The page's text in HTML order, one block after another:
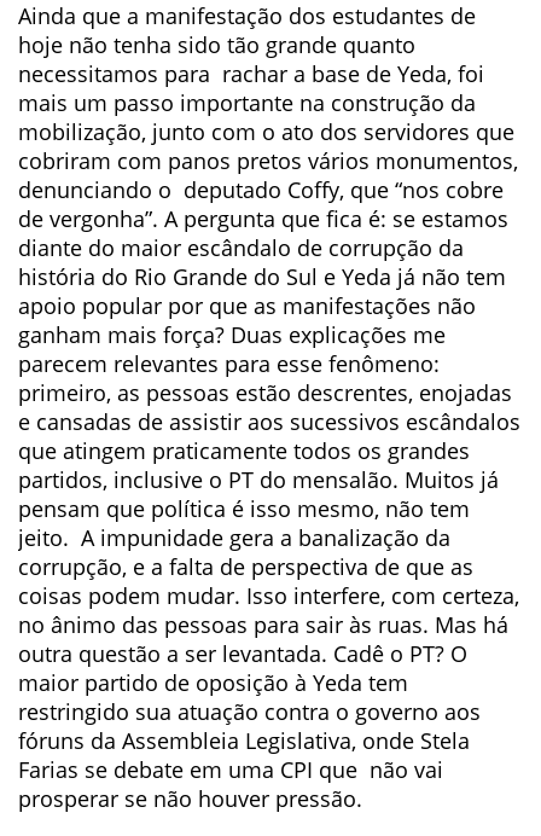
Ainda que a manifestação dos estudantes de
hoje não tenha sido tão grande quanto
necessitamos para rachar a base de Yeda, foi
mais um passo importante na construção da
mobilização, junto com o ato dos servidores que
cobriram com panos pretos vários monumentos,
denunciando o deputado Coffy, que “nos cobre
de vergonha”. A pergunta que fica é: se estamos
diante do maior escândalo de corrupção da
história do Rio Grande do Sul e Yeda já não tem
apoio popular por que as manifestações não
ganham mais força? Duas explicações me
parecem relevantes para esse fenômeno:
primeiro, as pessoas estão descrentes, enojadas
e cansadas de assistir aos sucessivos escândalos
que atingem praticamente todos os grandes
partidos, inclusive o PT do mensalão. Muitos já
pensam que política é isso mesmo, não tem
jeito. A impunidade gera a banalização da
corrupção, e a falta de perspectiva de que as
coisas podem mudar. Isso interfere, com certeza,
no ânimo das pessoas para sair às ruas. Mas há
outra questão a ser levantada. Cadê o PT? O
maior partido de oposição à Yeda tem
restringido sua atuação contra o governo aos
fóruns da Assembleia Legislativa, onde Stela
Farias se debate em uma CPI que não vai
prosperar se não houver pressão.